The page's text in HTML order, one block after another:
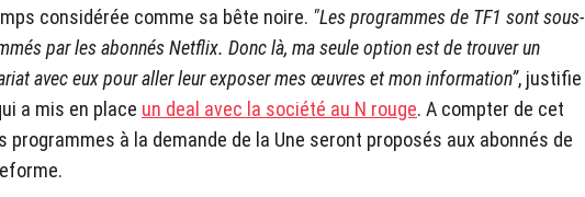
considérée comme sa bête noire. "Les programmes de TF1 sont sous-
par les abonnés Netflix. Donc là, ma seule option est de trouver un
avec eux pour aller leur exposer mes œuvres et mon information”, justifie
a mis en place un deal avec la société au N rouge. A compter de cet
programmes à la demande de la Une seront proposés aux abonnés de